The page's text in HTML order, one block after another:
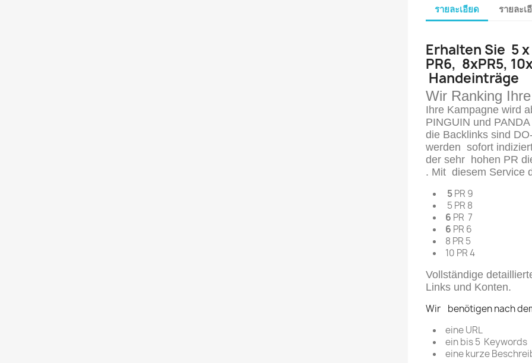
รายละเอียด รายละ
Erhalten Sie 5
PR6, 8xPR5,
Handeinträge
Wir Ranking
Ihre Kampagne wird
PINGUIN und
die Backlinks sind
werden sofort
der sehr hohen PR
. Mit diesem Service
5PR 9
5 PR 8
6 PR 7
6 PR 6
8 PR 5
10 PR 4
Vollständige
Links und Konten.
Wir benötigen nach
eine URL
ein bis 5 Keywords
eine kurze